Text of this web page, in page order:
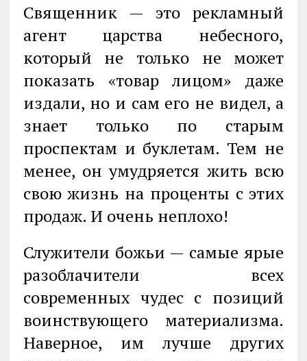
Священник — это рекламный
агент царства небесного,
который не только не может
показать «товар лицом» даже
издали, но и сам его не видел, а
знает только по старым
проспектам и буклетам. Тем не
менее, он умудряется жить всю
свою жизнь на проценты с этих
продаж. И очень неплохо!
Служители божьи — самые ярые
разоблачители всех
современных чудес с по­зиций
воинствующего материализма.
Наверное, им лучше других